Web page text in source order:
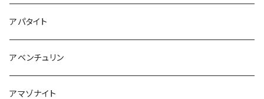
アパタイト
アベンチュリン
アマゾナイト